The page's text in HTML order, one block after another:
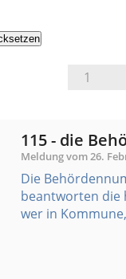
1
115 - die
Meldung vom26.
Die
beantworten die
wer in